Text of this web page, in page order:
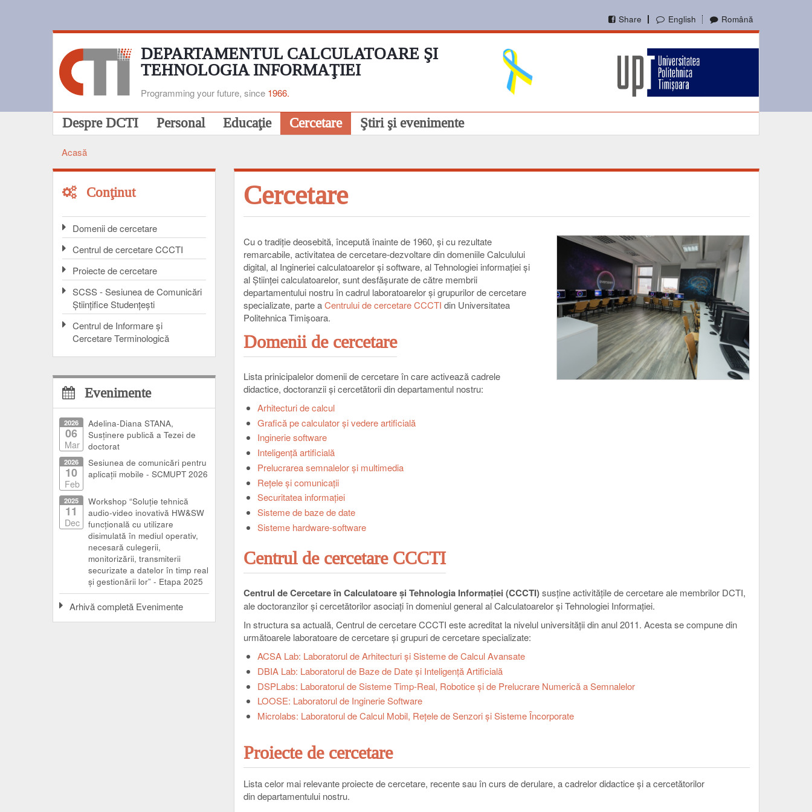
English Română
Share
DEPARTAMENTUL CALCULATOARE ŞI
TEHNOLOGIA INFORMAŢIEI
Programming your future, since 1966.
Navigare
principală
Despre DCTI Personal Educaţie Cercetare Ştiri şi evenimente
Breadcrumb
Acasă
Conţinut
Domenii de cercetare
Centrul de cercetare CCCTI
Proiecte de cercetare
SCSS - Sesiunea de Comunicări
Ştiinţifice Studenţeşti
Centrul de Informare şi
Cercetare Terminologică
Cercetare
Cu o tradiție deosebită, începută înainte de 1960, și cu rezultate
remarcabile, activitatea de cercetare-dezvoltare din domeniile Calculului
digital, al Ingineriei calculatoarelor și software, al Tehnologiei informației și
al Științei calculatoarelor, sunt desfășurate de către membrii
departamentului nostru în cadrul laboratoarelor și grupurilor de cercetare
specializate, parte aCentrului de cercetare CCCTI din Universitatea
Politehnica Timișoara.
Domenii de cercetare
Lista prinicipalelor domenii de cercetare în care activează cadrele
didactice, doctoranzii și cercetătorii din departamentul nostru:
Arhitecturi de calcul
Grafică pe calculator şi vedere artificială
Inginerie software
Inteligenţă artificială
Prelucrarea semnalelor şi multimedia
Reţele şi comunicaţii
Securitatea informaţiei
Sisteme de baze de date
Sisteme hardware-software
Centrul de cercetare CCCTI
Centrul de Cercetare în Calculatoare și Tehnologia Informației (CCCTI)susține activitățile de cercetare ale membrilor DCTI,
ale doctoranzilor și cercetătorilor asociați în domeniul general al Calculatoarelor și Tehnologiei Informației.
In structura sa actuală, Centrul de cercetare CCCTI este acreditat la nivelul universității din anul 2011. Acesta se compune din
următoarele laboratoare de cercetare și grupuri de cercetare specializate:
ACSA Lab: Laboratorul de Arhitecturi și Sisteme de Calcul Avansate
DBIA Lab: Laboratorul de Baze de Date și Inteligență Artificială
DSPLabs: Laboratorul de Sisteme Timp-Real, Robotice și de Prelucrare Numerică a Semnalelor
LOOSE: Laboratorul de Inginerie Software
Microlabs: Laboratorul de Calcul Mobil, Rețele de Senzori și Sisteme Încorporate
Proiecte de cercetare
Lista celor mai relevante proiecte de cercetare, recente sau în curs de derulare, a cadrelor didactice și a cercetătorilor
din departamentului nostru.
Evenimente
2026
06
Mar
Adelina-Diana STANA,
Susținere publică a Tezei de
doctorat
2026
10
Feb
Sesiunea de comunicări pentru
aplicații mobile - SCMUPT 2026
2025
11
Dec
Workshop “Soluție tehnică
audio-video inovativă HW&SW
funcțională cu utilizare
disimulată în mediul operativ,
necesară culegerii,
monitorizării, transmiterii
securizate a datelor în timp real
și gestionării lor” - Etapa 2025
Arhivă completă Evenimente